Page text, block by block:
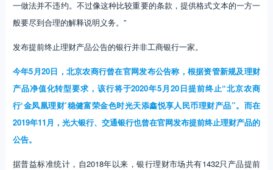
一做法并不违约。不过像这种比较重要的条款，提供格式文本的一方一
般要尽到合理的解释说明义务。”
发布提前终止理财产品公告的银行并非工商银行一家。
今年5月20日，北京农商行曾在官网发布公告称，根据资管新规及理财
产品净值化转型要求，该行将于2020年5月20日提前终止“北京农商
行‘金凤凰理财’稳健富荣金色时光天添鑫悦享人民币理财产品”。而在
2019年11月，光大银行、交通银行也曾在官网发布提前终止理财产品的
公告。
据普益标准统计，自2018年以来，银行理财市场共有1432只产品提前